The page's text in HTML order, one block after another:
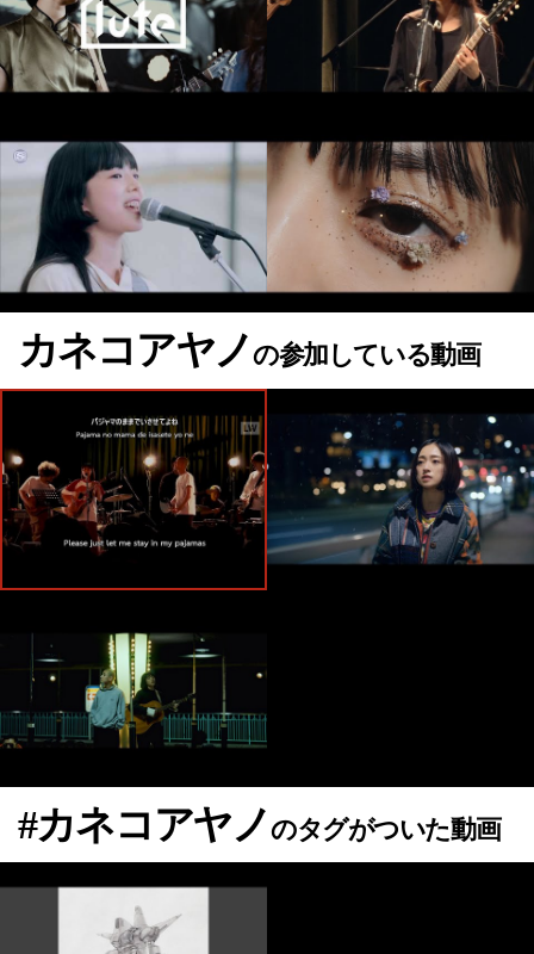
カネコアヤノの参加している動画
#カネコアヤノのタグがついた動画